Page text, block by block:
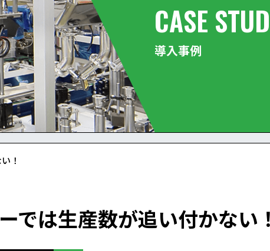
CASE
導入事例
！
では生産数が追い付かない！